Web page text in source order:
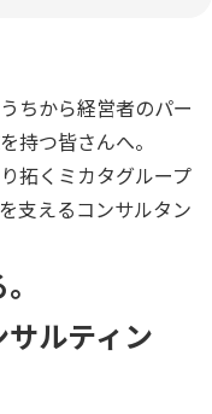
ちから経営者のパー
持つ皆さんへ。
拓くミカタグループ
支えるコンサルタン
ルティン